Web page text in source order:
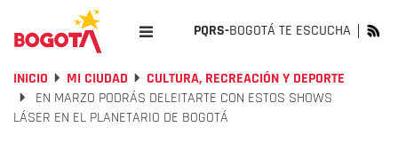
PQRS-BOGOTÁ TE ESCUCHA
INICIO MI CIUDAD
CULTURA, RECREACIÓN Y DEPORTE
EN MARZO PODRÁS DELEITARTE CON ESTOS SHOWS
LÁSER EN EL PLANETARIO DE BOGOTÁ